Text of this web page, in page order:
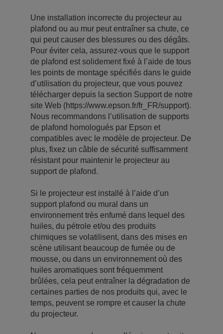
Une installation incorrecte du projecteur au
plafond ou au mur peut entraîner sa chute, ce
qui peut causer des blessures ou des dégâts.
Pour éviter cela, assurez-vous que le support
de plafond est solidement fixé à l’aide de tous
les points de montage spécifiés dans le guide
d’utilisation du projecteur, que vous pouvez
télécharger depuis la section Support de notre
site Web (https://www.epson.fr/fr_FR/support).
Nous recommandons l’utilisation de supports
de plafond homologués par Epson et
compatibles avec le modèle de projecteur. De
plus, fixez un câble de sécurité suffisamment
résistant pour maintenir le projecteur au
support de plafond.
Si le projecteur est installé à l’aide d’un
support plafond ou mural dans un
environnement très enfumé dans lequel des
huiles, du pétrole et/ou des produits
chimiques se volatilisent, dans des mises en
scène utilisant beaucoup de fumée ou de
mousse, ou dans un environnement où des
huiles aromatiques sont fréquemment
brûlées, cela peut entraîner la dégradation de
certaines parties de nos produits qui, avec le
temps, peuvent se rompre et causer la chute
du projecteur.